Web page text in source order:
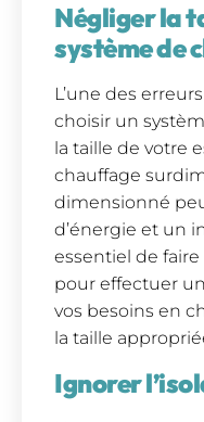
Négliger la
système de
L’une des
choisir un
la taille de votre
chauffage
dimensionné
d’énergie et un
essentiel de
pour effectuer
vos besoins en
la taille
Ignorer